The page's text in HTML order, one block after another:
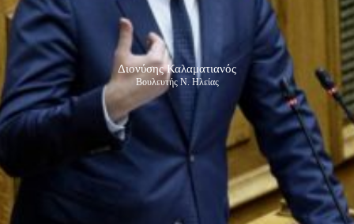
Διονύσης Καλαματιανός
Βουλευτής Ν. Ηλείας